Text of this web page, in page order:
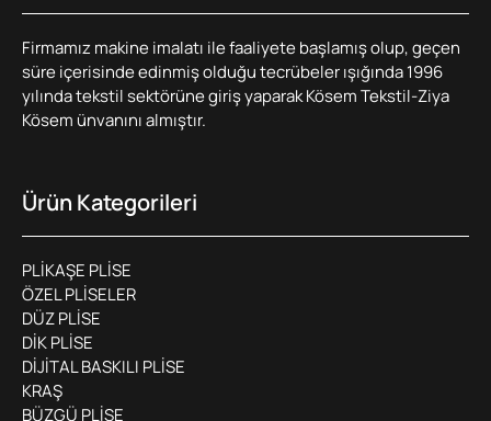
Firmamız makine imalatı ile faaliyete başlamış olup, geçen
süre içerisinde edinmiş olduğu tecrübeler ışığında 1996
yılında tekstil sektörüne giriş yaparak Kösem Tekstil-Ziya
Kösem ünvanını almıştır.
Ürün Kategorileri
PLİKAŞE PLİSE
ÖZEL PLİSELER
DÜZ PLİSE
DİK PLİSE
DİJİTAL BASKILI PLİSE
KRAŞ
BÜZGÜ PLİSE